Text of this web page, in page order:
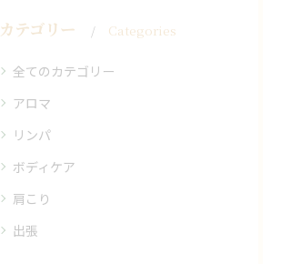
カテゴリー Categories
全てのカテゴリー
アロマ
リンパ
ボディケア
肩こり
出張